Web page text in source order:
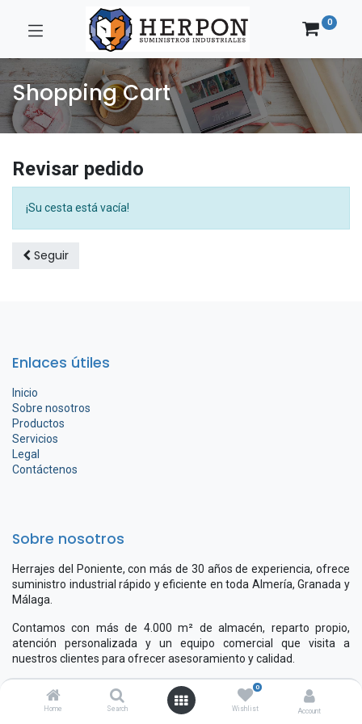
Home Search
0
Wishlist Account
0
Shopping Cart
Revisar pedido
¡Su cesta está vacía!
Seguir
Enlaces útiles
Inicio
Sobre nosotros
Productos
Servicios
Legal
Contáctenos
Sobre nosotros
Herrajes del Poniente, con más de 30 años de experiencia, ofrece
suministro industrial rápido y eficiente en toda Almería, Granada y
Málaga.
Contamos con más de 4.000 m² de almacén, reparto propio,
atención personalizada y un equipo comercial que visita a
nuestros clientes para ofrecer asesoramiento y calidad.